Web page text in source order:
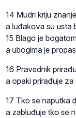
14 Mudri kriju znanje,
a luđakova su usta
15 Blago je
a ubogima je
16 Pravednik
a opaki prirađuje za
17 Tko se naputka
a zabluđuje tko se